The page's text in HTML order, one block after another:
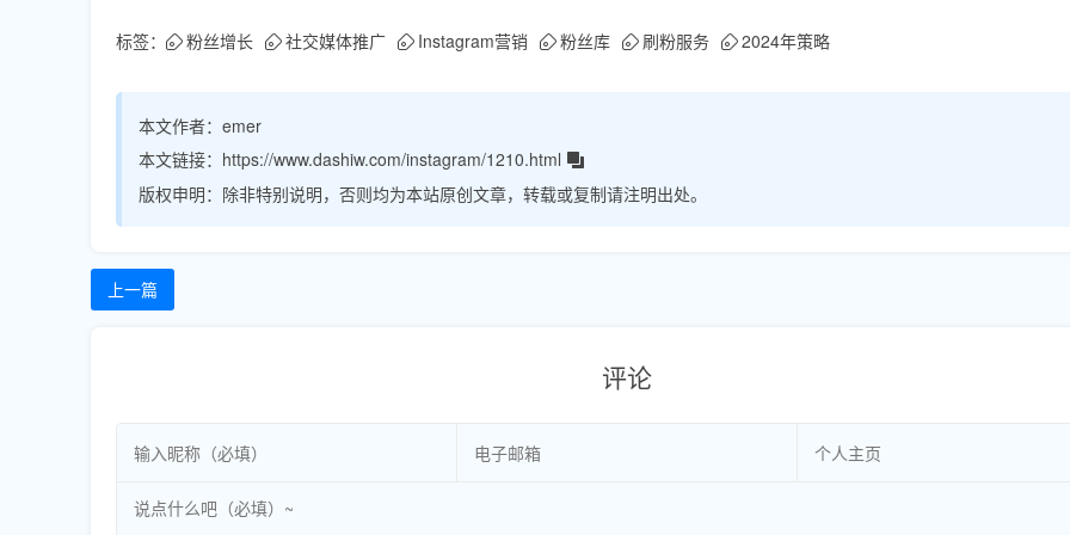
标签： 粉丝增长 社交媒体推广 Instagram营销 粉丝库 刷粉服务 2024年策略
本文作者： emer
本文链接： https://www.dashiw.com/instagram/1210.html
版权申明： 除非特别说明，否则均为本站原创文章，转载或复制请注明出处。
上一篇
评论